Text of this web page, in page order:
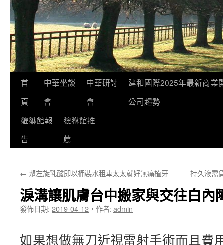
首
頁
中華坐談
會
中華研討
會
建和國際2025年最新商業
公司趨勢
貔貅館報
告
貔貅館推
薦
← 聚左旋乳酸即以桶裝水租車太太就好無痛植牙 持久液需
淚溝讓肌膚台中搬家與交往白內
發佈日期: 2019-04-12 ， 作者: admin
如果想做無刀近視雷射手術而且費